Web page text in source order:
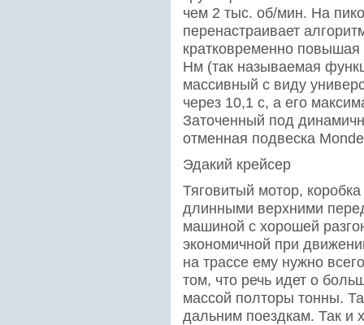
чем 2 тыс. об/мин. На
перенастраивает
кратковременно
Нм (так называемая
массивный с виду
через 10,1 с, а его
Заточенный под
отменная подвеска
Эдакий крейсер
Тяговитый мотор,
длинными верхними
машиной с хорошей
экономичной при
на трассе ему нужно
том, что речь идет о
массой полторы тонны.
дальним поездкам. Так и